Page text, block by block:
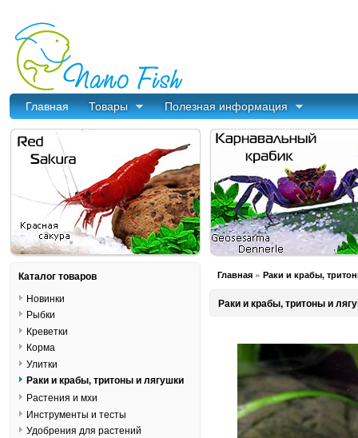
Главная Товары Полезная информация
Главная » Раки и крабы,
Раки и крабы, тритоны и
Каталог товаров
Новинки
Рыбки
Креветки
Корма
Улитки
Раки и крабы, тритоны и лягушки
Растения и мхи
Инструменты и тесты
Удобрения для растений